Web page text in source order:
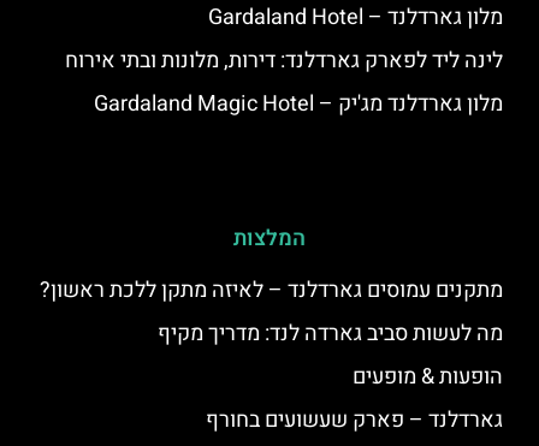
מלון גארדלנד – Gardaland Hotel
לינה ליד לפארק גארדלנד: דירות, מלונות ובתי אירוח
מלון גארדלנד מג'יק – Gardaland Magic Hotel
המלצות
מתקנים עמוסים גארדלנד – לאיזה מתקן ללכת ראשון?
מה לעשות סביב גארדה לנד: מדריך מקיף
הופעות & מופעים
גארדלנד – פארק שעשועים בחורף